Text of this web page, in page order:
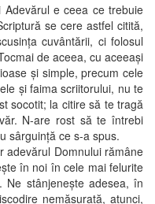
e ceea ce trebuie
se cere astfel citită,
cuvântării, ci folosul
de aceea, cu aceeaşi
şi simple, precum cele
şi faima scriitorului, nu te
socotit; la citire să te tragă
N-are rost să te întrebi
sârguinţă ce s-a spus.
Domnului rămâne
în noi în cele mai felurite
stânjeneşte adesea, în
nemăsurată, atunci,